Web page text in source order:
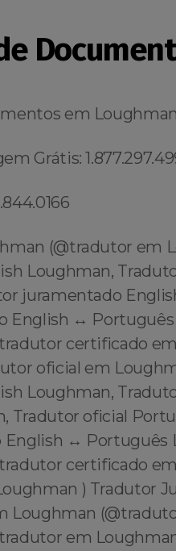
em Loughman
Grátis:
(@tradutor em
Loughman,
juramentado
English ↔️
certificado
oficial em
Loughman,
Tradutor oficial
English ↔️ Português
certificado
) Tradutor
Loughman
em